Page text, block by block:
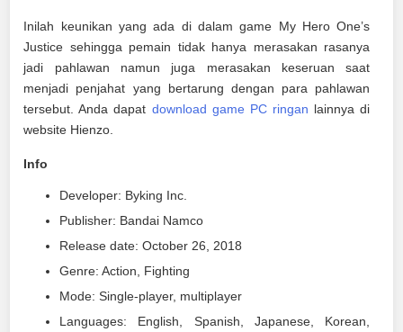
Inilah keunikan yang ada di dalam game My Hero One’s
Justice sehingga pemain tidak hanya merasakan rasanya
jadi pahlawan namun juga merasakan keseruan saat
menjadi penjahat yang bertarung dengan para pahlawan
tersebut. Anda dapat download game PC ringan lainnya di
website Hienzo.
Info
Developer: Byking Inc.
Publisher: Bandai Namco
Release date: October 26, 2018
Genre: Action, Fighting
Mode: Single-player, multiplayer
Languages: English, Spanish, Japanese, Korean,